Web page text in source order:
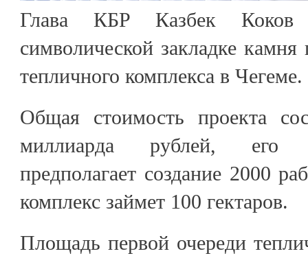
Глава КБР Казбек
символической закладке камня
тепличного комплекса в Чегеме.
Общая стоимость проекта
миллиарда рублей, его
предполагает создание 2000
комплекс займет 100 гектаров.
Площадь первой очереди